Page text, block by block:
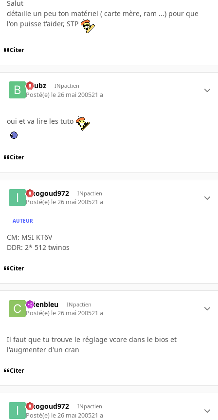
Salut
détaille un peu ton matériel ( carte mère, ram ...) pour que
l'on puisse t'aider, STP
Citer
beubz INpactien
Posté(e) le 26 mai 200521 a
oui et va lire les tuto
Citer
iznogoud972 INpactien
Posté(e) le 26 mai 200521 a
AUTEUR
CM: MSI KT6V
DDR: 2* 512 twinos
Citer
chienbleu INpactien
Posté(e) le 26 mai 200521 a
Il faut que tu trouve le réglage vcore dans le bios et
l'augmenter d'un cran
Citer
iznogoud972 INpactien
Posté(e) le 26 mai 200521 a